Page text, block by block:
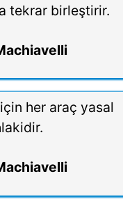
tekrar birleştirir.
her araç yasal